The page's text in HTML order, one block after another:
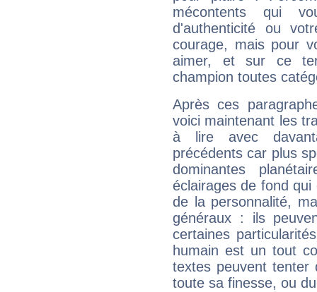
mécontents qui
d'authenticité ou
courage, mais pour
aimer, et sur ce
champion toutes
Après ces
voici maintenant les
à lire avec
précédents car plus
dominantes
éclairages de fond
de la personnalité,
généraux : ils
certaines
humain est un tout
textes peuvent tenter
toute sa finesse, ou